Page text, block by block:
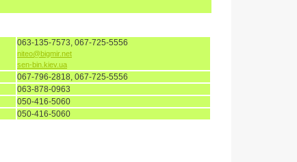
063-135-7573, 067-725-5556
niteo@bigmir.net
sen-bin.kiev.ua
067-796-2818, 067-725-5556
063-878-0963
050-416-5060
050-416-5060